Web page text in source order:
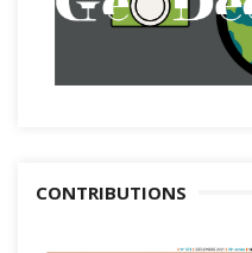
CONTRIBUTIONS